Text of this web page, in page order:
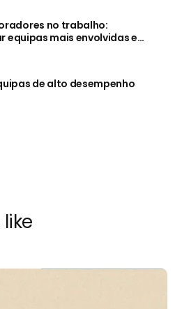
no trabalho:
mais envolvidas e
de alto desempenho